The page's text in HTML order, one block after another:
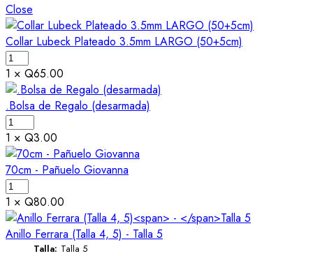
Close
Collar Lubeck Plateado 3.5mm LARGO (50+5cm)
1 × Q65.00
.Bolsa de Regalo (desarmada)
1 × Q3.00
70cm - Pañuelo Giovanna
1 × Q80.00
Anillo Ferrara (Talla 4, 5) - Talla 5
Talla: Talla 5